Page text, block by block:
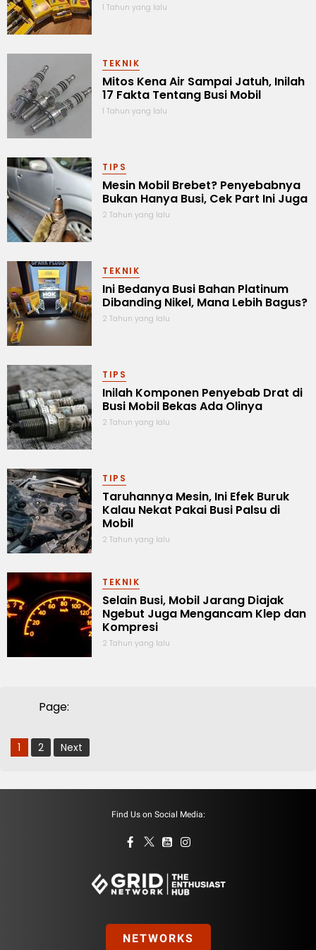
1 Tahun yang lalu
TEKNIK
Mitos Kena Air Sampai Jatuh, Inilah
17 Fakta Tentang Busi Mobil
1 Tahun yang lalu
TIPS
Mesin Mobil Brebet? Penyebabnya
Bukan Hanya Busi, Cek Part Ini Juga
2 Tahun yang lalu
TEKNIK
Ini Bedanya Busi Bahan Platinum
Dibanding Nikel, Mana Lebih Bagus?
2 Tahun yang lalu
TIPS
Inilah Komponen Penyebab Drat di
Busi Mobil Bekas Ada Olinya
2 Tahun yang lalu
TIPS
Taruhannya Mesin, Ini Efek Buruk
Kalau Nekat Pakai Busi Palsu di
Mobil
2 Tahun yang lalu
TEKNIK
Selain Busi, Mobil Jarang Diajak
Ngebut Juga Mengancam Klep dan
Kompresi
2 Tahun yang lalu
Page:
1 2 Next
Find Us on Social Media:
NETWORKS